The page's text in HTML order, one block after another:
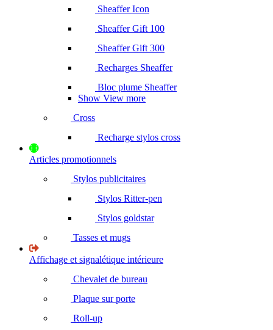
Sheaffer Icon
Sheaffer Gift 100
Sheaffer Gift 300
Recharges Sheaffer
Bloc plume Sheaffer
Show View more
Cross
Recharge stylos cross
Articles promotionnels
Stylos publicitaires
Stylos Ritter-pen
Stylos goldstar
Tasses et mugs
Affichage et signalétique intérieure
Chevalet de bureau
Plaque sur porte
Roll-up